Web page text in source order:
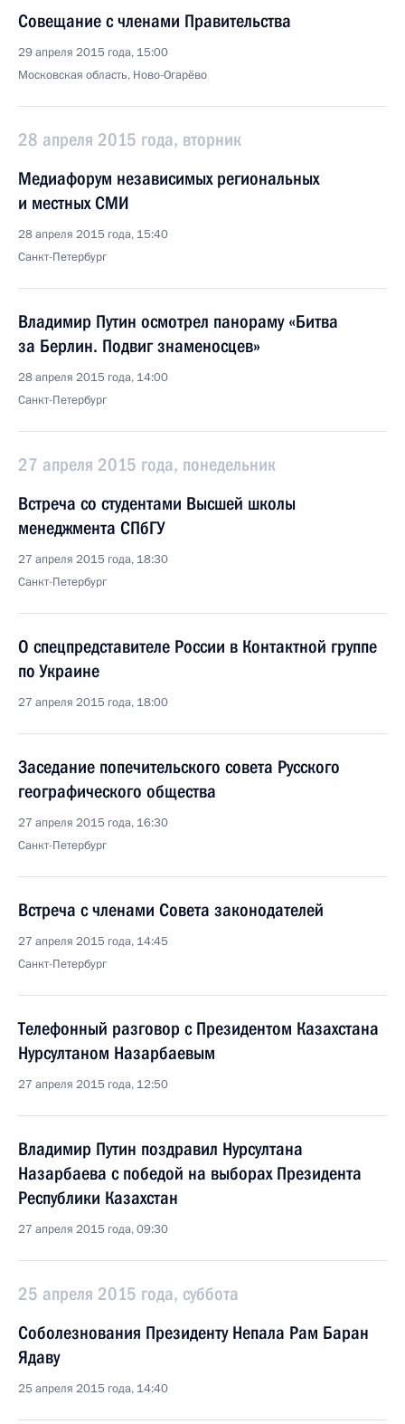
Совещание с членами Правительства
29 апреля 2015 года, 15:00
Московская область, Ново-Огарёво
28 апреля 2015 года, вторник
Медиафорум независимых региональных
и местных СМИ
28 апреля 2015 года, 15:40
Санкт-Петербург
Владимир Путин осмотрел панораму «Битва
за Берлин. Подвиг знаменосцев»
28 апреля 2015 года, 14:00
Санкт-Петербург
27 апреля 2015 года, понедельник
Встреча со студентами Высшей школы
менеджмента СПбГУ
27 апреля 2015 года, 18:30
Санкт-Петербург
О спецпредставителе России в Контактной группе
по Украине
27 апреля 2015 года, 18:00
Заседание попечительского совета Русского
географического общества
27 апреля 2015 года, 16:30
Санкт-Петербург
Встреча с членами Совета законодателей
27 апреля 2015 года, 14:45
Санкт-Петербург
Телефонный разговор с Президентом Казахстана
Нурсултаном Назарбаевым
27 апреля 2015 года, 12:50
Владимир Путин поздравил Нурсултана
Назарбаева с победой на выборах Президента
Республики Казахстан
27 апреля 2015 года, 09:30
25 апреля 2015 года, суббота
Соболезнования Президенту Непала Рам Баран
Ядаву
25 апреля 2015 года, 14:40